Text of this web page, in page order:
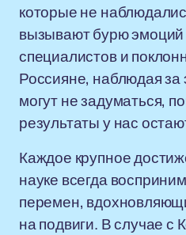
которые не
вызывают бурю
специалистов и
Россияне, наблюдая
могут не задуматься,
результаты у нас
Каждое крупное
науке всегда
перемен,
на подвиги. В случае